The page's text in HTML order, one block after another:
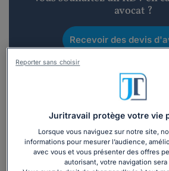
avocat ?
Recevoir des devis
Vous souhaitez une
téléphone ?
Juritravail protège votre vie
Lorsque vous naviguez sur notre site,
informations pour mesurer l’audience,
avec vous et vous présenter des offres
autorisant, votre navigation
Reporter sans choisir